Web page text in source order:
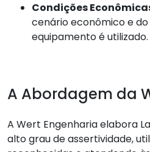
Condições
cenário econômico e
equipamento é utilizado.
A Abordagem da
A Wert Engenharia elabora
alto grau de assertividade,